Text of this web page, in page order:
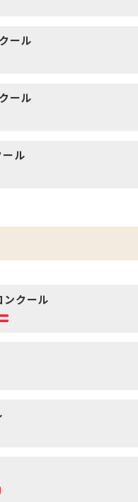
ール
ール
ル
ンクール